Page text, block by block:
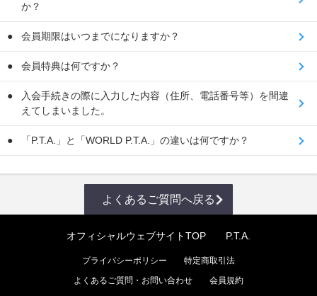
か？
会員期限はいつまでになりますか？
会員特典は何ですか？
入会手続きの際に入力した内容（住所、電話番号等）を間違
えてしまいました。
「P.T.A.」と「WORLD P.T.A.」の違いは何ですか？
よくあるご質問へ戻る
オフィシャルウェブサイトTOP P.T.A.
プライバシーポリシー
特定商取引法
よくあるご質問・お問い合わせ
会員規約